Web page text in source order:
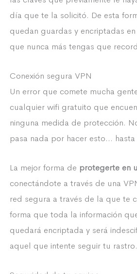
día que te la solicitó. De esta
quedan guardas y encriptadas
que nunca más tengas que
Conexión segura VPN
Un error que comete mucha
cualquier wifi gratuito que
ninguna medida de protección.
pasa nada por hacer esto…
La mejor forma de protegerte en
conectándote a través de una
red segura a través de la que te
forma que toda la información
quedará encriptada y será
aquel que intente seguir tu rastro.